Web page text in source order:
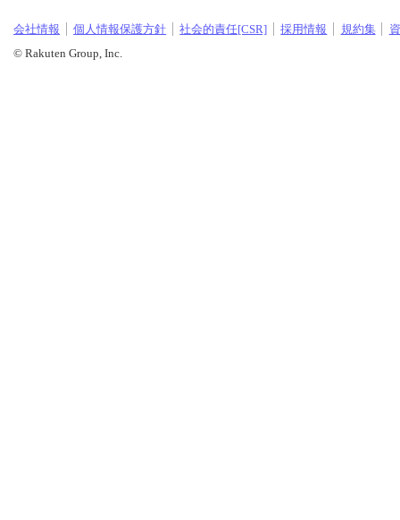
会社情報 個人情報保護方針 社会的責任[CSR] 採用情報 規約集
© Rakuten Group, Inc.